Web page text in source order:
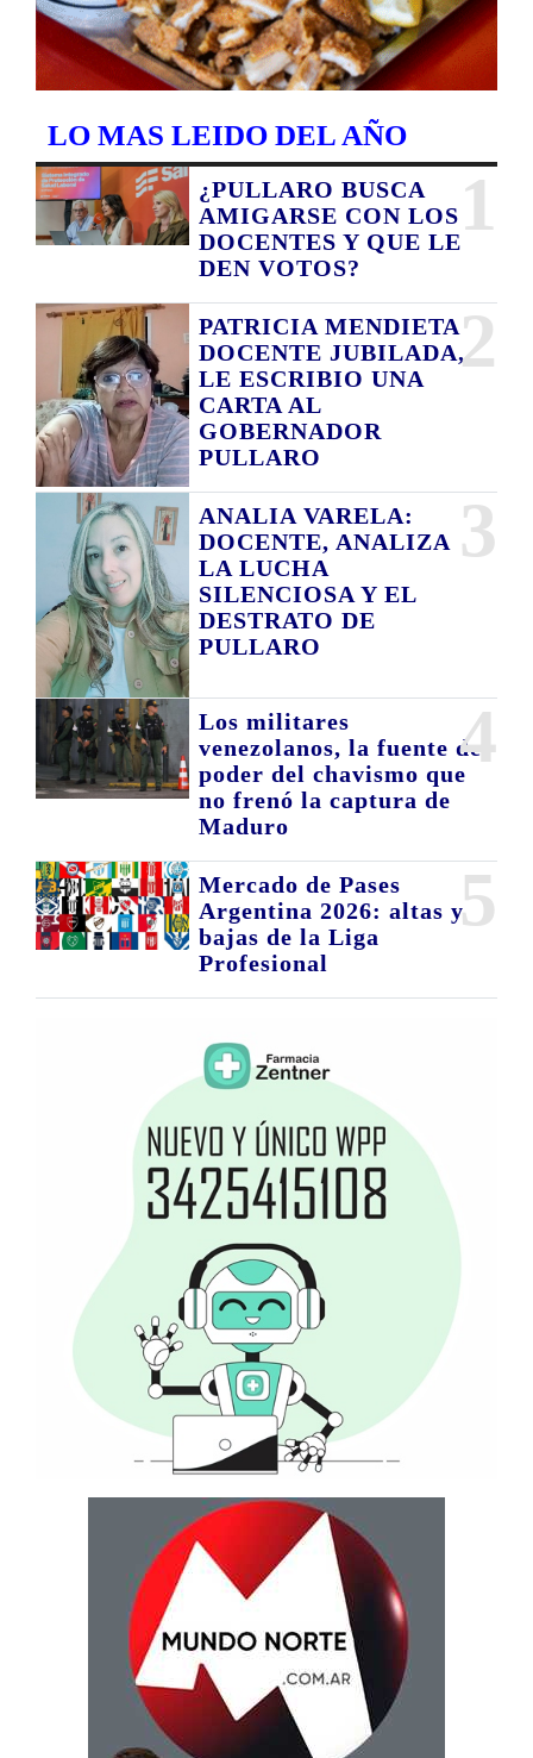
LO MAS LEIDO DEL AÑO
1
¿PULLARO BUSCA
AMIGARSE CON LOS
DOCENTES Y QUE LE
DEN VOTOS?
2
PATRICIA MENDIETA
DOCENTE JUBILADA,
LE ESCRIBIO UNA
CARTA AL
GOBERNADOR
PULLARO
3
ANALIA VARELA:
DOCENTE, ANALIZA
LA LUCHA
SILENCIOSA Y EL
DESTRATO DE
PULLARO
4
Los militares
venezolanos, la fuente de
poder del chavismo que
no frenó la captura de
Maduro
5
Mercado de Pases
Argentina 2026: altas y
bajas de la Liga
Profesional